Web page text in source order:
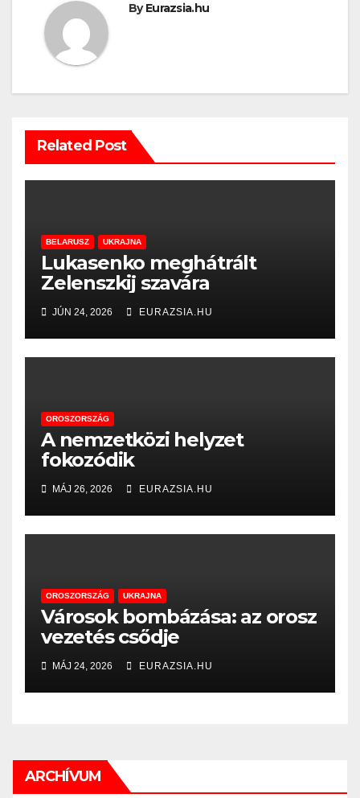
ByEurazsia.hu
Related Post
BELARUSZ UKRAJNA
Lukasenko meghátrált
Zelenszkij szavára
JÚN 24, 2026 EURAZSIA.HU
OROSZORSZÁG
A nemzetközi helyzet
fokozódik
MÁJ 26, 2026 EURAZSIA.HU
OROSZORSZÁG UKRAJNA
Városok bombázása: az orosz
vezetés csődje
MÁJ 24, 2026 EURAZSIA.HU
ARCHÍVUM